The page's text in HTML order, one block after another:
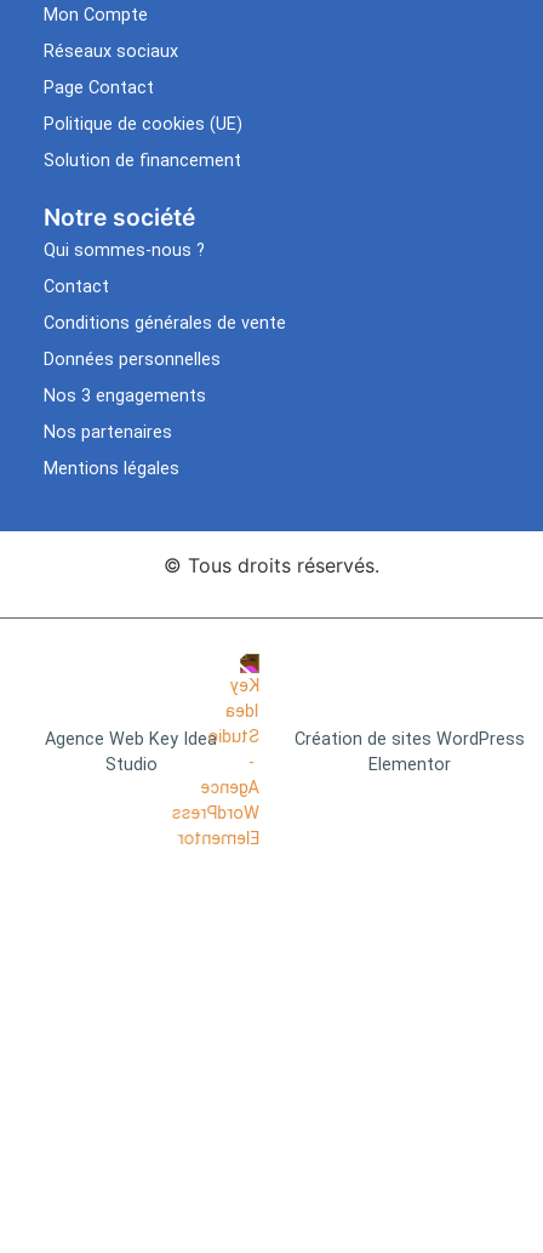
Mon Compte
Réseaux sociaux
Page Contact
Politique de cookies (UE)
Solution de financement
Notre société
Qui sommes-nous ?
Contact
Conditions générales de vente
Données personnelles
Nos 3 engagements
Nos partenaires
Mentions légales
© Tous droits réservés.
Agence Web Key Idea
Studio
Création de sites WordPress
Elementor